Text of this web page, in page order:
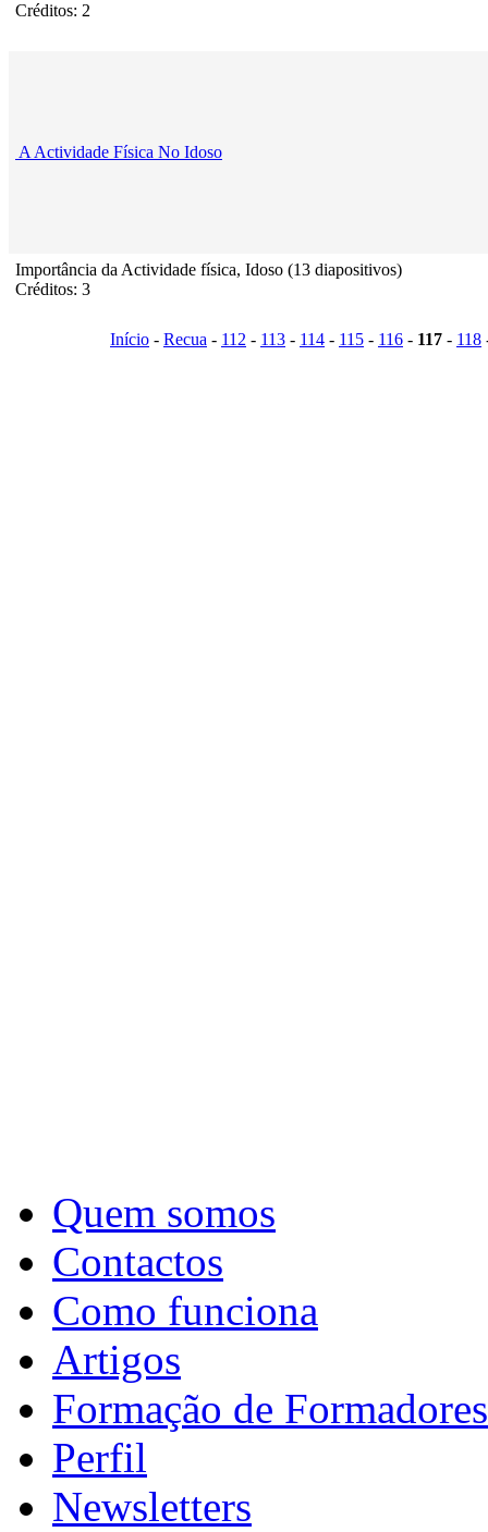
Créditos: 2
A Actividade Física No Idoso
Importância da Actividade física, Idoso (13 diapositivos)
Créditos: 3
Início - Recua - 112 - 113 - 114 - 115 - 116 - 117 - 118
Quem somos
Contactos
Como funciona
Artigos
Formação de Formadores
Perfil
Newsletters